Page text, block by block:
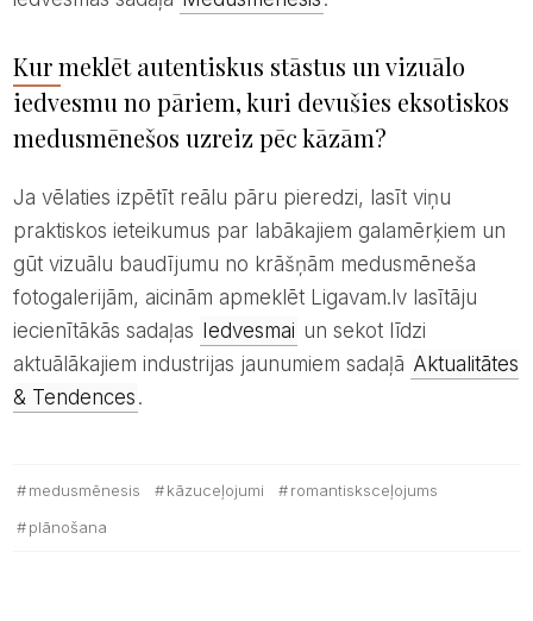
Kur meklēt autentiskus stāstus un vizuālo
iedvesmu no pāriem, kuri devušies eksotiskos
medusmēnešos uzreiz pēc kāzām?
Ja vēlaties izpētīt reālu pāru pieredzi, lasīt viņu
praktiskos ieteikumus par labākajiem galamērķiem un
gūt vizuālu baudījumu no krāšņām medusmēneša
fotogalerijām, aicinām apmeklēt Ligavam.lv lasītāju
iecienītākās sadaļas
Iedvesmai un sekot līdzi
aktuālākajiem industrijas jaunumiem sadaļā Aktualitātes
& Tendences .
medusmēnesis kāzuceļojumi
romantisksceļojums
plānošana